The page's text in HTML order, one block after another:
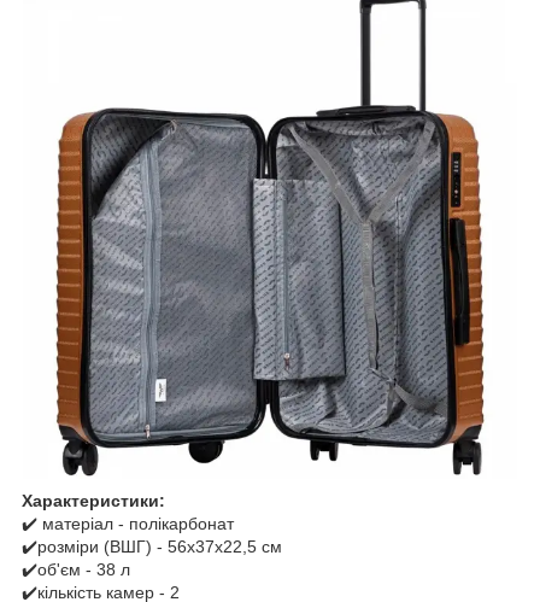
Характеристики:
✔️ матеріал - полікарбонат
✔️розміри (ВШГ) - 56x37x22,5 см
✔️об'єм - 38 л
✔️кількість камер - 2